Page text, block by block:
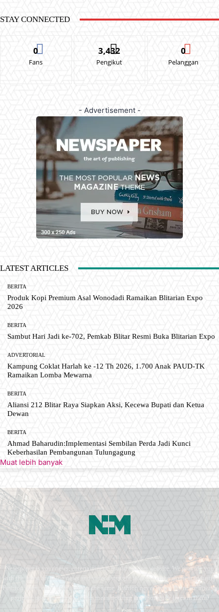
STAY CONNECTED
0
Fans
3,432
Pengikut
0
Pelanggan
- Advertisement -
LATEST ARTICLES
BERITA
Produk Kopi Premium Asal Wonodadi Ramaikan Blitarian Expo
2026
BERITA
Sambut Hari Jadi ke-702, Pemkab Blitar Resmi Buka Blitarian Expo
ADVERTORIAL
Kampung Coklat Harlah ke -12 Th 2026, 1.700 Anak PAUD-TK
Ramaikan Lomba Mewarna
BERITA
Aliansi 212 Blitar Raya Siapkan Aksi, Kecewa Bupati dan Ketua
Dewan
BERITA
Ahmad Baharudin:Implementasi Sembilan Perda Jadi Kunci
Keberhasilan Pembangunan Tulungagung
Muat lebih banyak
Newspaper is your news, entertainment, music fashion website. We provide you
with the latest breaking news and videos straight from the entertainment industry.
Fashion fades, only style remains the same. Fashion never stops. There are always
projects, opportunities. Clothes mean nothing until someone lives in them.